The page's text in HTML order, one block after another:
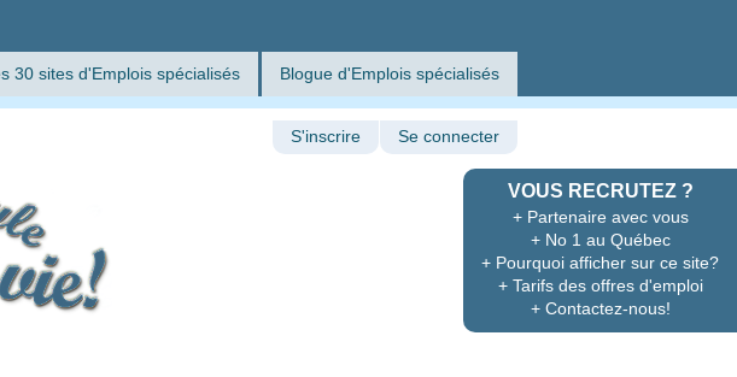
30 sites d'Emplois spécialisés Blogue d'Emplois spécialisés
VOUS RECRUTEZ ?
+ Partenaire avec vous
+ No 1 au Québec
+ Pourquoi afficher sur ce site?
+ Tarifs des offres d'emploi
+ Contactez-nous!
S'inscrire Se connecter